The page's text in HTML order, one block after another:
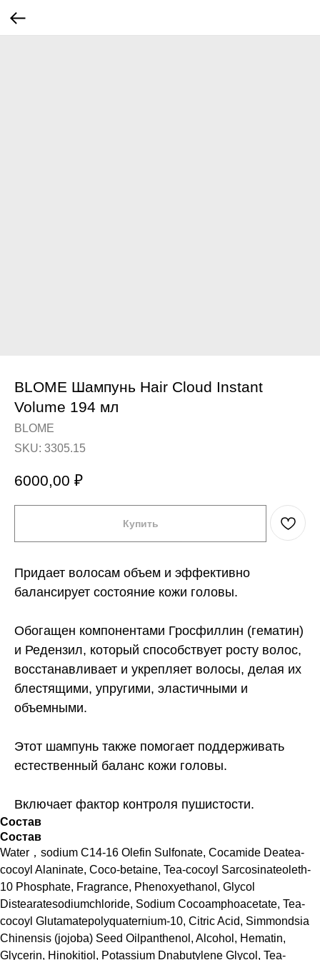
BLOME Шампунь Hair Cloud Instant
Volume 194 мл
BLOME
SKU: 3305.15
6000,00 ₽
Купить
Придает волосам объем и эффективно
балансирует состояние кожи головы.
Обогащен компонентами Гросфиллин (гематин)
и Редензил, который способствует росту волос,
восстанавливает и укрепляет волосы, делая их
блестящими, упругими, эластичными и
объемными.
Этот шампунь также помогает поддерживать
естественный баланс кожи головы.
Включает фактор контроля пушистости.
Состав
Состав
Water，sodium C14-16 Olefin Sulfonate, Cocamide Deatea-
cocoyl Alaninate, Coco-betaine, Tea-cocoyl Sarcosinateoleth-
10 Phosphate, Fragrance, Phenoxyethanol, Glycol
Distearatesodiumchloride, Sodium Cocoamphoacetate, Tea-
cocoyl Glutamatepolyquaternium-10, Citric Acid, Simmondsia
Chinensis (jojoba) Seed Oilpanthenol, Alcohol, Hematin,
Glycerin, Hinokitiol, Potassium Dnabutylene Glycol, Tea-